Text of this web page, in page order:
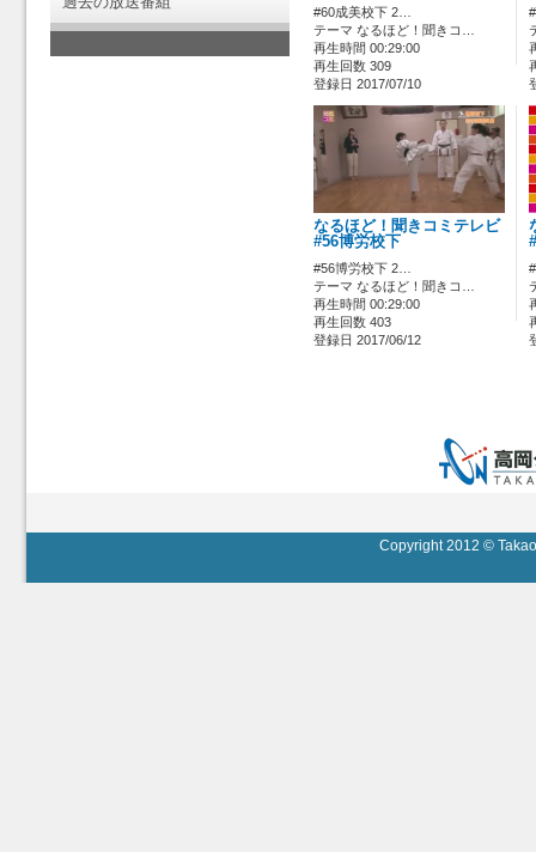
#60成美校下 2…
テーマ なるほど！聞きコ…
再生時間 00:29:00
再生回数 309
登録日 2017/07/10
なるほど！聞きコミテレビ
#56博労校下
#56博労校下 2…
テーマ なるほど！聞きコ…
再生時間 00:29:00
再生回数 403
登録日 2017/06/12
Copyright 2012 ©